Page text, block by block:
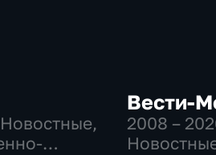
Вести-
2008 –